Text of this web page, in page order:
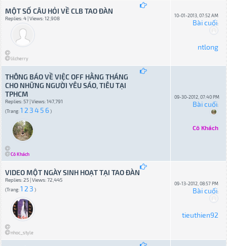
MỘT SỐ CÂU HỎI VỀ CLB TAO ĐÀN
Replies: 4 | Views: 12,908
lilcherry
10-01-2013, 07:52 AM
Bài cuối:
ntlong
THÔNG BÁO VỀ VIỆC OFF HẰNG THÁNG
CHO NHỮNG NGƯỜI YÊU SÁO, TIÊU TẠI
TPHCM
Replies: 57 | Views: 147,791
(Trang:1 2 3 4 5 6 )
Cô Khách
09-30-2012, 07:40 PM
Bài cuối:
Cô Khách
VIDEO MỘT NGÀY SINH HOẠT TẠI TAO ĐÀN
Replies: 25 | Views: 72,445
(Trang:1 2 3 )
nhoc_style
09-13-2012, 08:57 PM
Bài cuối:
tieuthien92